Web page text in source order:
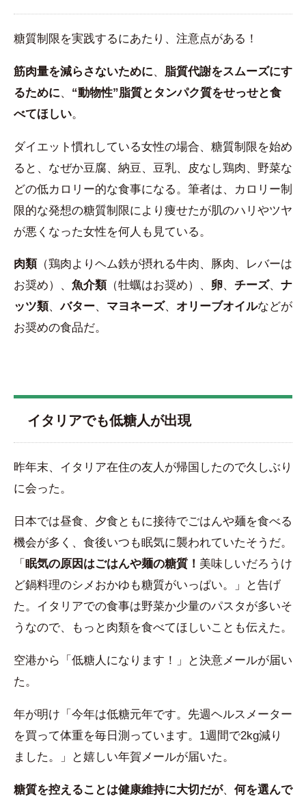
糖質制限を実践するにあたり、注意点がある！
筋肉量を減らさないために、 脂質代謝をスムーズにす
るために、 “動物性”脂質とタンパク質をせっせと食
べてほしい。
ダイエット慣れしている女性の場合、糖質制限を始め
ると、なぜか豆腐、納豆、豆乳、皮なし鶏肉、野菜な
どの低カロリー的な食事になる。筆者は、カロリー制
限的な発想の糖質制限により痩せたが肌のハリやツヤ
が悪くなった女性を何人も見ている。
肉類 （鶏肉よりヘム鉄が摂れる牛肉、豚肉、レバーは
お奨め）、 魚介類 （牡蠣はお奨め）、 卵、 チーズ、 ナ
ッツ類、バター、 マヨネーズ、 オリーブオイルなどが
お奨めの食品だ。
イタリアでも低糖人が出現
昨年末、イタリア在住の友人が帰国したので久しぶり
に会った。
日本では昼食、夕食ともに接待でごはんや麺を食べる
機会が多く、食後いつも眠気に襲われていたそうだ。
「 眠気の原因はごはんや麺の糖質！ 美味しいだろうけ
ど鍋料理のシメおかゆも糖質がいっぱい。」と告げ
た。イタリアでの食事は野菜か少量のパスタが多いそ
うなので、もっと肉類を食べてほしいことも伝えた。
空港から「低糖人になります！」と決意メールが届い
た。
年が明け「今年は低糖元年です。先週ヘルスメーター
を買って体重を毎日測っています。1週間で2kg減り
ました。」と嬉しい年賀メールが届いた。
糖質を控えることは健康維持に大切だが、 何を選んで